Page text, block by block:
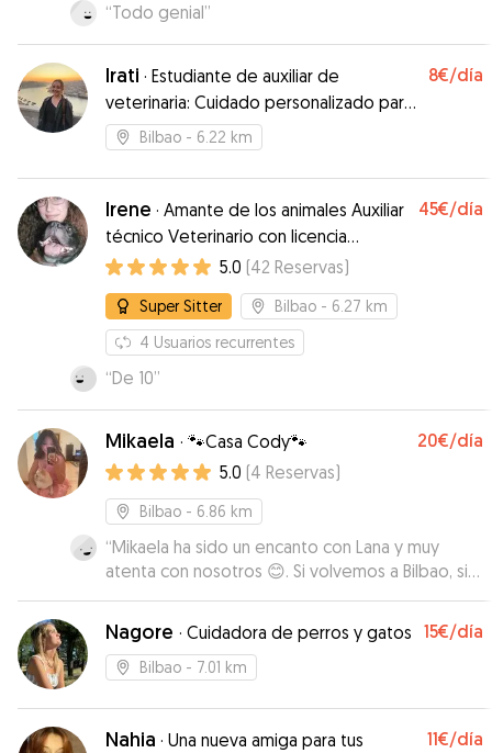
“Todo genial”
Irati · Estudiante de auxiliar de
veterinaria: Cuidado personalizado para
tu mascota
8€/día
Bilbao - 6.22 km
Irene · Amante de los animales Auxiliar
técnico Veterinario con licencia
PPPendejo/a ❤️ 24h
45€/día
5.0 (42 Reservas)
Super Sitter Bilbao - 6.27 km
4 Usuarios recurrentes
“De 10”
Mikaela · 🐾Casa Cody🐾 20€/día
5.0 (4 Reservas)
Bilbao - 6.86 km
“Mikaela ha sido un encanto con Lana y muy
atenta con nosotros 😊. Si volvemos a Bilbao, sin
duda sabemos dónde puede pasar Lana un día
tan contenta con Cody y Mikaela ❤️.
Nagore · Cuidadora de perros y gatos 15€/día
Bilbao - 7.01 km
Nahia · Una nueva amiga para tus
11€/día